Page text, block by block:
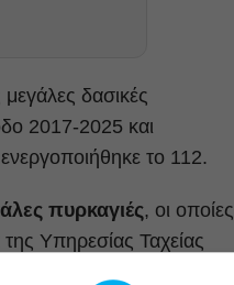
δασικές
2017-2025 και
το 112.
πυρκαγιές, οι οποίες
Υπηρεσίας Ταχείας
Πυρκαγιών (EFFIS).